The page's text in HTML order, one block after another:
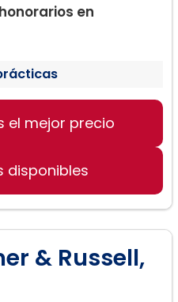
honorarios en
el mejor precio
disponibles
& Russell,